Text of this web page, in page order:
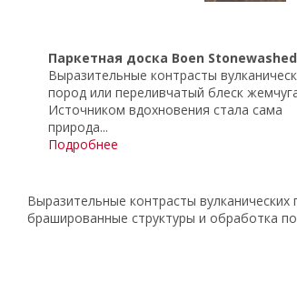
Паркетная доска Boen Stonewashed
Выразительные контрасты
пород или переливчатый блеск
Источником вдохновения стала сама
природа...
Подробнее
Выразительные контрасты
брашированные структуры и обработка